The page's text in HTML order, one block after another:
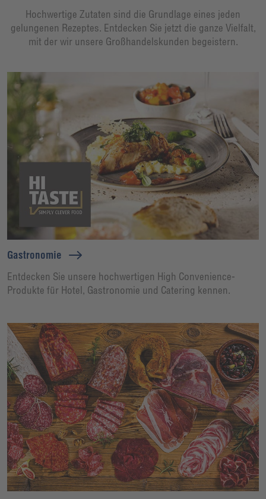
Hochwertige Zutaten sind die Grundlage eines jeden
gelungenen Rezeptes. Entdecken Sie jetzt die ganze Vielfalt,
mit der wir unsere Großhandelskunden begeistern.
Gastronomie
Entdecken Sie unsere hochwertigen High Convenience-
Produkte für Hotel, Gastronomie und Catering kennen.